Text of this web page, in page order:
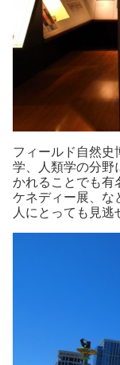
フィールド自然史
学、人類学の分野
かれることでも有
ケネディー展、な
人にとっても見逃